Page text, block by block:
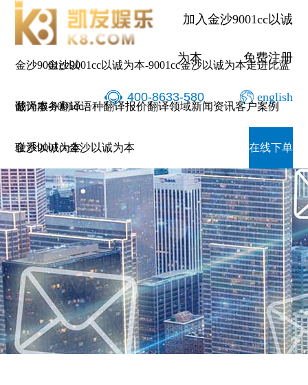
加入金沙9001cc以诚
为本 免费注册
400-8633-580 english
金沙9001cc以
诚为本-9001cc
金沙以诚为本
金沙9001cc以诚为本-9001cc金沙以诚为本走进比蓝
翻译服务翻译语种翻译报价翻译领域新闻资讯客户案例
联系9001cc金沙以诚为本 在线下单